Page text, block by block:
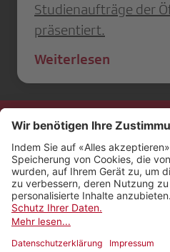
Studienaufträge der
präsentiert.
Weiterlesen
Kontakt
Impressum
Rechtliches
Netiquette